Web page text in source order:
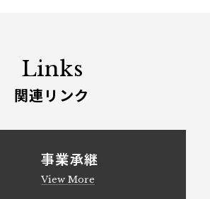
Links
関連リンク
事業承継
View More